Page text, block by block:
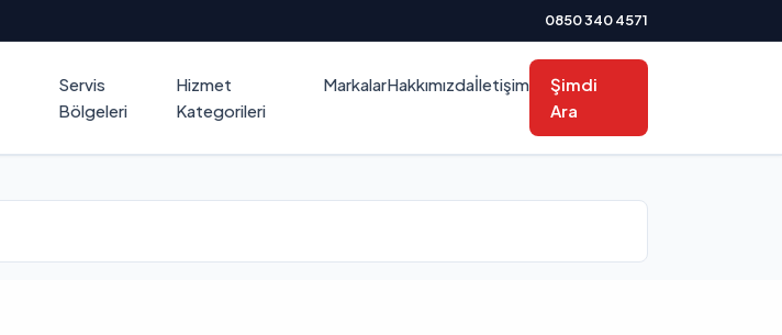
0850 340 4571
Servis
Bölgeleri
Hizmet
Kategorileri
MarkalarHakkımızdaİletişim
Şimdi
Ara